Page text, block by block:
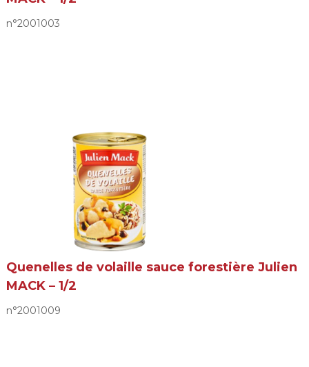
n°2001003
Quenelles de volaille sauce forestière Julien
MACK – 1/2
n°2001009